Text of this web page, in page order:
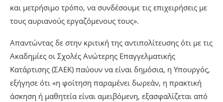
και μετρήσιμο τρόπο, να συνδέσουμε τις επιχειρήσεις με
τους αυριανούς εργαζόμενους τους».
Απαντώντας δε στην κριτική της αντιπολίτευσης ότι με τις
Ακαδημίες οι Σχολές Ανώτερης Επαγγελματικής
Κατάρτισης (ΣΑΕΚ) παύουν να είναι δημόσια, η Υπουργός,
εξήγησε ότι «η φοίτηση παραμένει δωρεάν, η πρακτική
άσκηση ή μαθητεία είναι αμειβόμενη, εξασφαλίζεται από